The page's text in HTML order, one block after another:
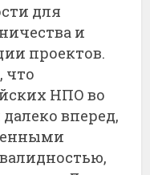
для
и
проектов.
что
НПО во
вперед,